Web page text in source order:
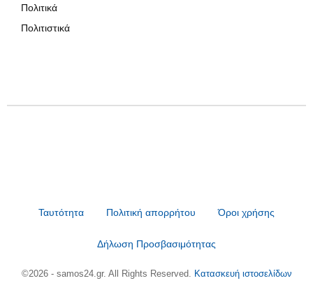
Πολιτικά
Πολιτιστικά
Ταυτότητα Πολιτική απορρήτου Όροι χρήσης
Δήλωση Προσβασιμότητας
©2026 - samos24.gr. All Rights Reserved. Κατασκευή ιστοσελίδων